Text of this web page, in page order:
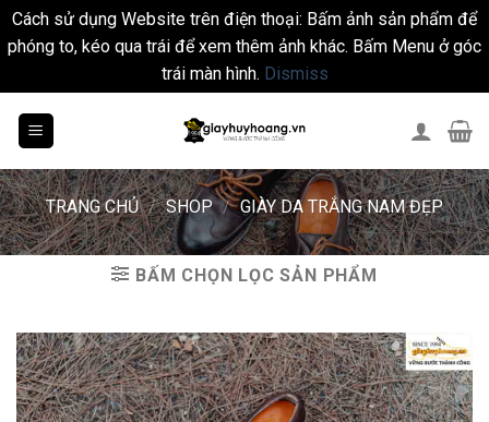
Cách sử dụng Website trên điện thoại: Bấm ảnh sản phẩm để
phóng to, kéo qua trái để xem thêm ảnh khác. Bấm Menu ở góc
trái màn hình. Dismiss
TRANG CHỦ / SHOP / GIÀY DA TRẮNG NAM ĐẸP
BẤM CHỌN LỌC SẢN PHẨM